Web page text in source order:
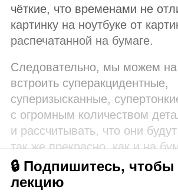
чёткие, что временами не
картинку на ноутбуке от
распечатанной на бумаге.
Следовательно, мы можем на
встроить суперакцидентные,
суперизысканные,
с огромным количеством
и рассчитывать, что они
так же прекрасно, как и на
🔒 Подпишитесь, чтобы
лекцию